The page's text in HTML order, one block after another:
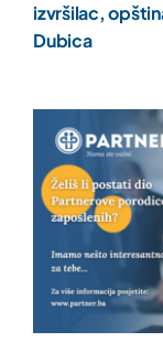
izvršilac,
Dubica